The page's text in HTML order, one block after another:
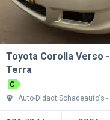
Toyota Corolla Verso
Terra
C
Auto-Didact Schadeauto's